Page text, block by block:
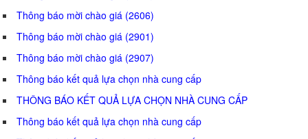
Thông báo mời chào giá (2606)
Thông báo mời chào giá (2901)
Thông báo mời chào giá (2907)
Thông báo kết quả lựa chọn nhà cung cấp
THÔNG BÁO KẾT QUẢ LỰA CHỌN NHÀ CUNG CẤP
Thông báo kết quả lựa chọn nhà cung cấp